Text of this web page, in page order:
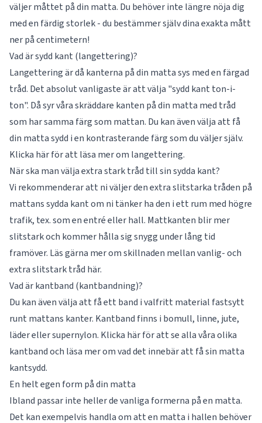
väljer måttet på din matta. Du behöver inte längre nöja dig
med en färdig storlek - du bestämmer själv dina exakta mått
ner på centimetern!
Vad är sydd kant (langettering)?
Langettering är då kanterna på din matta sys med en färgad
tråd. Det absolut vanligaste är att välja "sydd kant ton-i-
ton". Då syr våra skräddare kanten på din matta med tråd
som har samma färg som mattan. Du kan även välja att få
din matta sydd i en kontrasterande färg som du väljer själv.
Klicka här för att läsa mer om langettering.
När ska man välja extra stark tråd till sin sydda kant?
Vi rekommenderar att ni väljer den extra slitstarka tråden på
mattans sydda kant om ni tänker ha den i ett rum med högre
trafik, tex. som en entré eller hall. Mattkanten blir mer
slitstark och kommer hålla sig snygg under lång tid
framöver. Läs gärna mer om skillnaden mellan vanlig- och
extra slitstark tråd här.
Vad är kantband (kantbandning)?
Du kan även välja att få ett band i valfritt material fastsytt
runt mattans kanter. Kantband finns i bomull, linne, jute,
läder eller supernylon. Klicka här för att se alla våra olika
kantbandoch läsa mer om vad det innebär att få sin matta
kantsydd.
En helt egen form på din matta
Ibland passar inte heller de vanliga formerna på en matta.
Det kan exempelvis handla om att en matta i hallen behöver